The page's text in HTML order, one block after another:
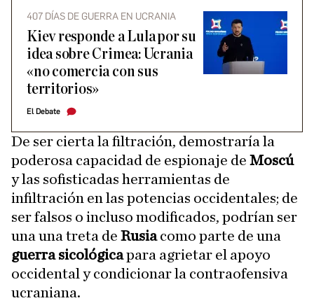
407 DÍAS DE GUERRA EN UCRANIA
Kiev responde a Lula por su
idea sobre Crimea: Ucrania
«no comercia con sus
territorios»
El Debate
De ser cierta la filtración, demostraría la
poderosa capacidad de espionaje de Moscú
y las sofisticadas herramientas de
infiltración en las potencias occidentales; de
ser falsos o incluso modificados, podrían ser
una una treta de Rusiacomo parte de una
guerra sicológicapara agrietar el apoyo
occidental y condicionar la contraofensiva
ucraniana.